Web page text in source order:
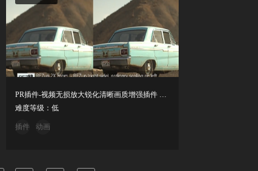
PR插件-视频无损放大锐化清晰画质增强插件 REZup 2.0.1 Win
难度等级：低
插件 动画